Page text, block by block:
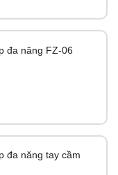
đa năng FZ-06
đa năng tay cầm